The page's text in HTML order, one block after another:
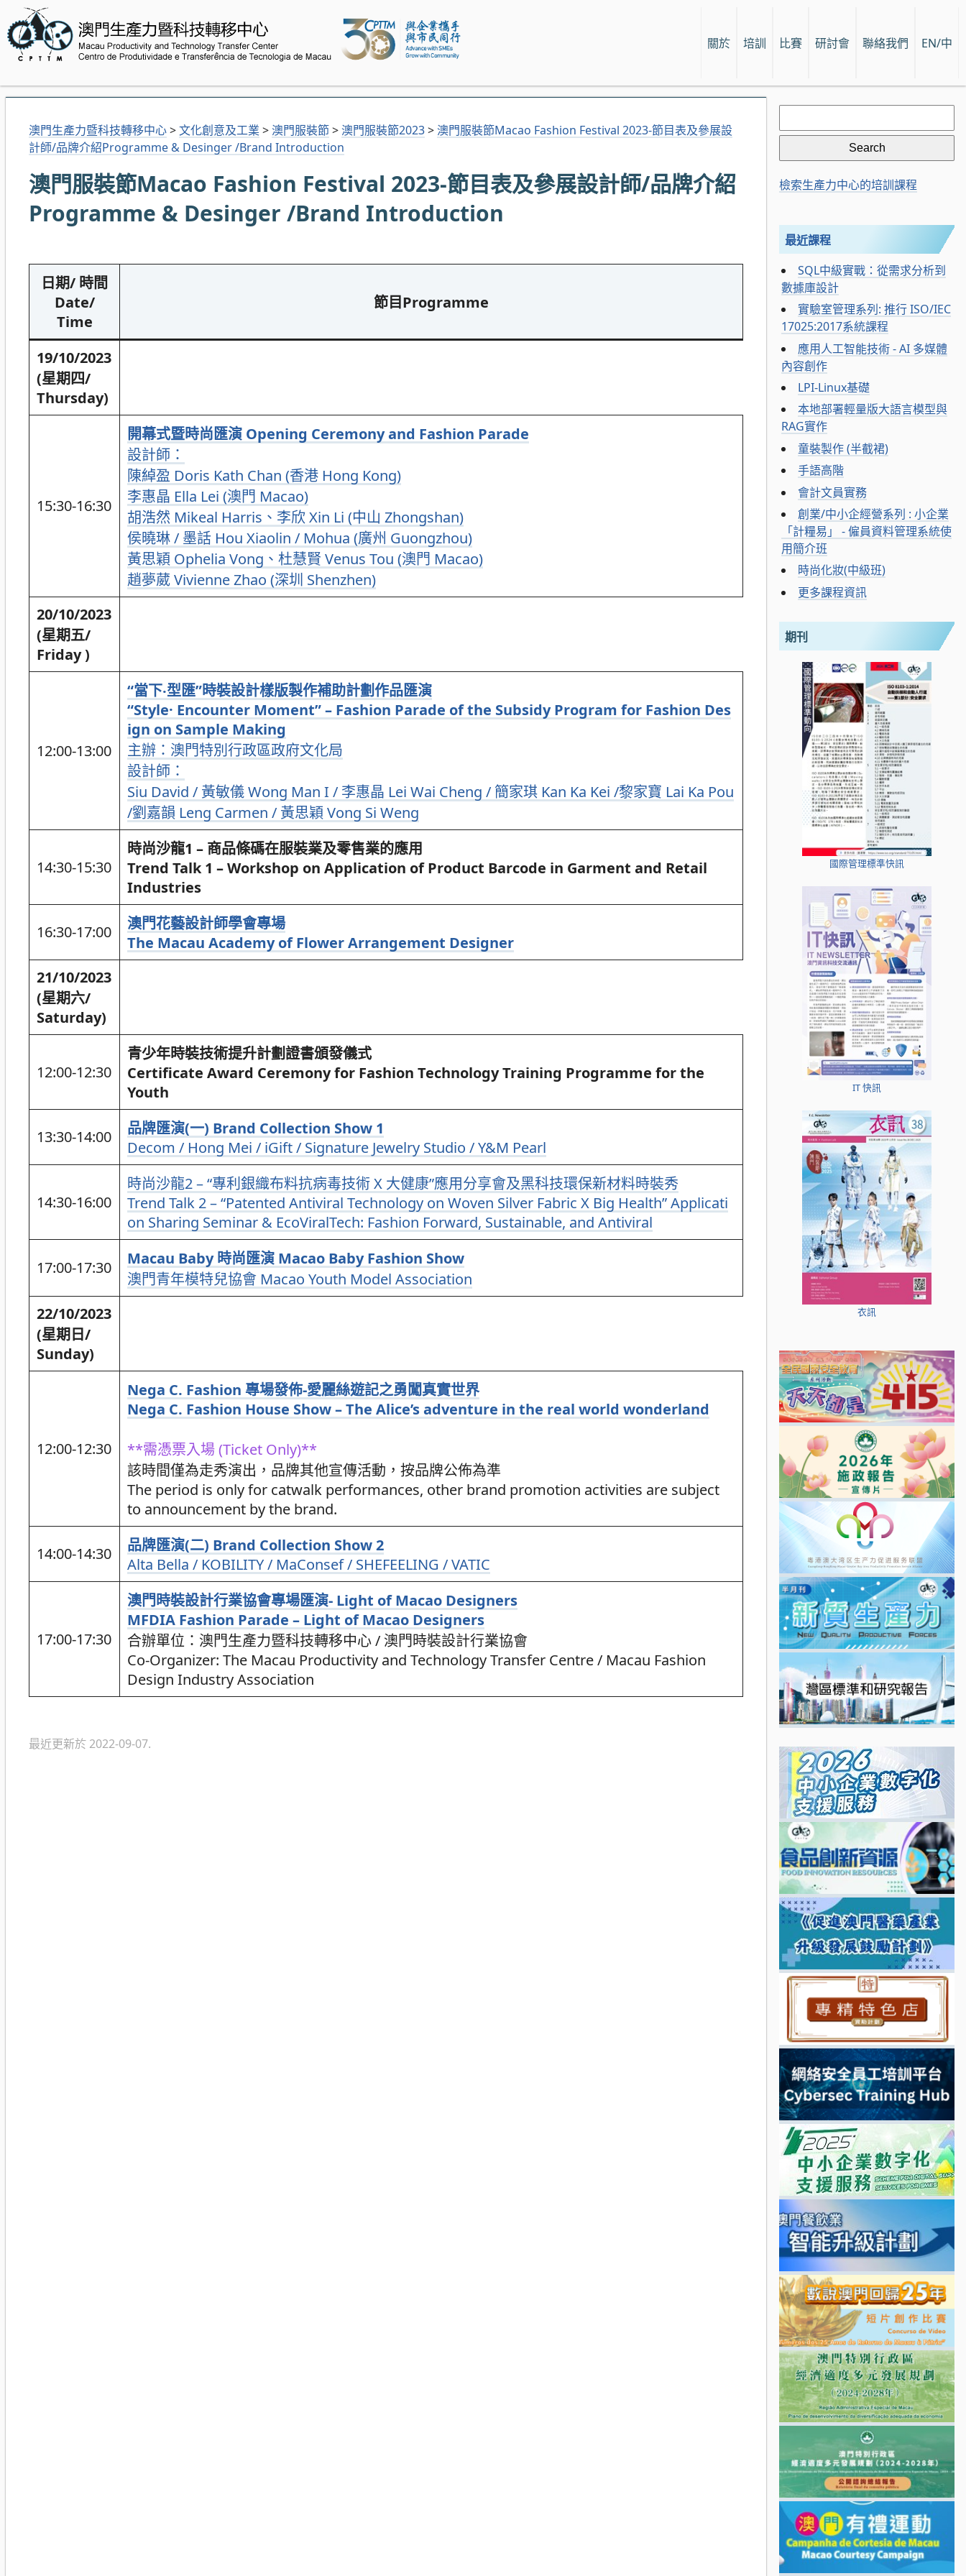
關於 培訓 比賽 研討會 聯絡我們 EN/中
澳門生產力暨科技轉移中心>文化創意及工業 > 澳門服裝節> 澳門服裝節2023> 澳門服裝節Macao Fashion Festival 2023-節目表及參展設
計師/品牌介紹Programme & Desinger /Brand Introduction
澳門服裝節Macao Fashion Festival 2023-節目表及參展設計師/品牌介紹
Programme & Desinger /Brand Introduction
日期/ 時間
Date/
Time
節目Programme
19/10/2023
(星期四/
Thursday)
15:30-16:30
開幕式暨時尚匯演 Opening Ceremony and Fashion Parade
設計師：
陳綽盈 Doris Kath Chan (香港 Hong Kong)
李惠晶 Ella Lei (澳門 Macao)
胡浩然 Mikeal Harris、李欣 Xin Li (中山 Zhongshan)
侯曉琳 / 墨話 Hou Xiaolin / Mohua (廣州 Guongzhou)
黃思穎 Ophelia Vong、杜慧賢 Venus Tou (澳門 Macao)
趙夢葳 Vivienne Zhao (深圳 Shenzhen)
20/10/2023
(星期五/
Friday )
12:00-13:00
“當下‧型匯”時裝設計樣版製作補助計劃作品匯演
“Style· Encounter Moment” – Fashion Parade of the Subsidy Program for Fashion Des
ign on Sample Making
主辦：澳門特別行政區政府文化局
設計師：
Siu David / 黃敏儀 Wong Man I / 李惠晶 Lei Wai Cheng / 簡家琪 Kan Ka Kei /黎家寶 Lai Ka Pou
/劉嘉韻 Leng Carmen / 黃思穎 Vong Si Weng
14:30-15:30
時尚沙龍1 – 商品條碼在服裝業及零售業的應用
Trend Talk 1 – Workshop on Application of Product Barcode in Garment and Retail
Industries
16:30-17:00
澳門花藝設計師學會專場
The Macau Academy of Flower Arrangement Designer
21/10/2023
(星期六/
Saturday)
12:00-12:30
青少年時裝技術提升計劃證書頒發儀式
Certificate Award Ceremony for Fashion Technology Training Programme for the
Youth
13:30-14:00
品牌匯演(一) Brand Collection Show 1
Decom / Hong Mei / iGift / Signature Jewelry Studio / Y&M Pearl
14:30-16:00
時尚沙龍2 – “專利銀織布料抗病毒技術 X 大健康”應用分享會及黑科技環保新材料時裝秀
Trend Talk 2 – “Patented Antiviral Technology on Woven Silver Fabric X Big Health” Applicati
on Sharing Seminar & EcoViralTech: Fashion Forward, Sustainable, and Antiviral
17:00-17:30
Macau Baby 時尚匯演 Macao Baby Fashion Show
澳門青年模特兒協會 Macao Youth Model Association
22/10/2023
(星期日/
Sunday)
12:00-12:30
Nega C. Fashion 專場發佈-愛麗絲遊記之勇闖真實世界
Nega C. Fashion House Show – The Alice’s adventure in the real world wonderland
**需憑票入場 (Ticket Only)**
該時間僅為走秀演出，品牌其他宣傳活動，按品牌公佈為準
The period is only for catwalk performances, other brand promotion activities are subject
to announcement by the brand.
14:00-14:30
品牌匯演(二) Brand Collection Show 2
Alta Bella / KOBILITY / MaConsef / SHEFEELING / VATIC
17:00-17:30
澳門時裝設計行業協會專場匯演- Light of Macao Designers
MFDIA Fashion Parade – Light of Macao Designers
合辦單位：澳門生產力暨科技轉移中心 / 澳門時裝設計行業協會
Co-Organizer: The Macau Productivity and Technology Transfer Centre / Macau Fashion
Design Industry Association
最近更新於 2022-09-07.
Search
for:
檢索生產力中心的培訓課程
最近課程
SQL中級實戰：從需求分析到
數據庫設計
實驗室管理系列: 推行 ISO/IEC
17025:2017系統課程
應用人工智能技術 - AI 多媒體
內容創作
LPI-Linux基礎
本地部署輕量版大語言模型與
RAG實作
童裝製作 (半截裙)
手語高階
會計文員實務
創業/中小企經營系列 : 小企業
「計糧易」 - 僱員資料管理系統使
用簡介班
時尚化妝(中級班)
更多課程資訊
期刊
國際管理標準快訊
IT 快訊
衣訊